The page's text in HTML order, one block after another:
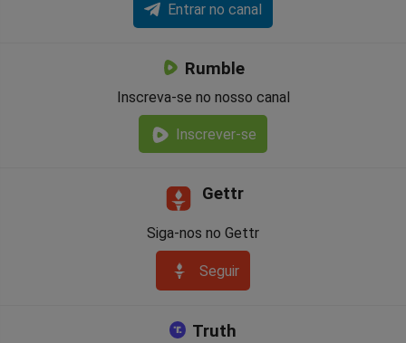
Entrar no canal
Rumble
Inscreva-se no nosso canal
Inscrever-se
Gettr
Siga-nos no Gettr
Seguir
Truth